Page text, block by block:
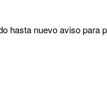
hasta nuevo aviso para